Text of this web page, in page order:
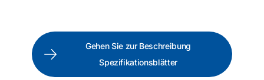
Gehen Sie zur Beschreibung
Spezifikationsblätter